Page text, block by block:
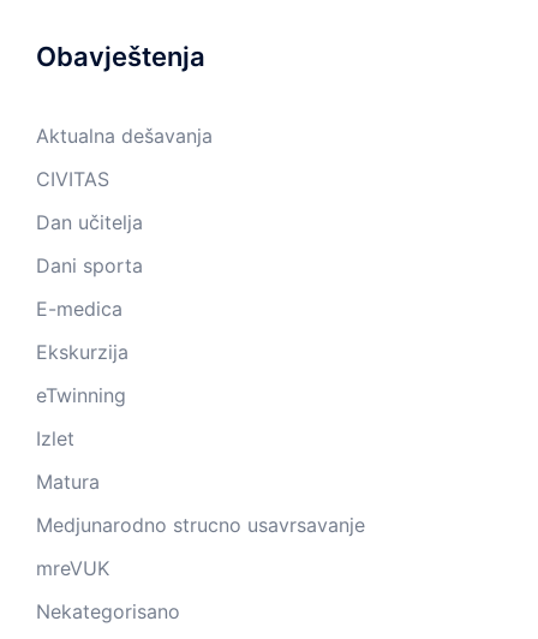
Obavještenja
Aktualna dešavanja
CIVITAS
Dan učitelja
Dani sporta
E-medica
Ekskurzija
eTwinning
Izlet
Matura
Medjunarodno strucno usavrsavanje
mreVUK
Nekategorisano